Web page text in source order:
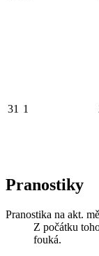
31 1
Pranostiky
Pranostika na akt.
Z počátku
fouká.